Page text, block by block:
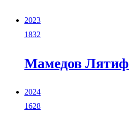
2023
1832
Мамедов Лятиф
2024
1628